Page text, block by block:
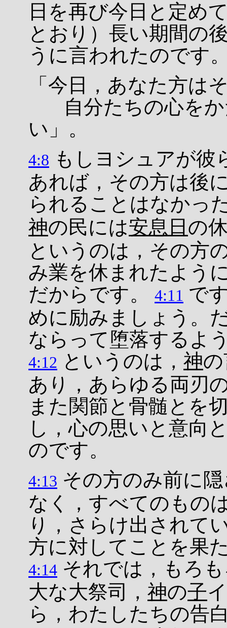
日を再び今日と定め
とおり）長い期間の
うに言われたのです
「今日，あなた方は
自分たちの心をか
い」。
4:8 もしヨシュアが彼
あれば，その方は後
られることはなかっ
神の民には安息日 の
というのは，その方
み業を休まれたよう
だからです。
4:11 で
めに励みましょう。
ならって堕落するよ
4:12 というのは， 神
あり，あらゆる両刃
また関節と骨髄とを
し，心の思いと意向
のです。
4:13 その方のみ前に
なく，すべてのもの
り，さらけ出されて
方に対してことを果
4:14 それでは，もろ
大な大祭司， 神の子
ら，わたしたちの告